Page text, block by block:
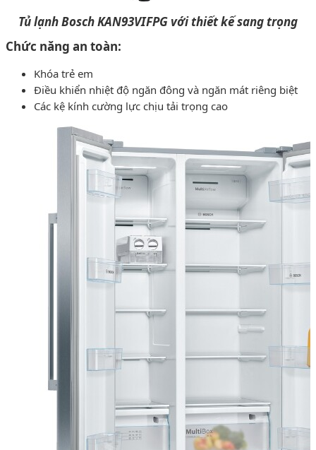
Tủ lạnh Bosch KAN93VIFPG với thiết kế sang trọng
Chức năng an toàn:
Khóa trẻ em
Điều khiển nhiệt độ ngăn đông và ngăn mát riêng biệt
Các kệ kính cường lực chịu tải trọng cao